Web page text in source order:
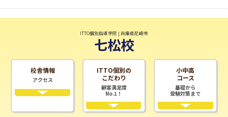
ITTO個別指導学院 | 兵庫県尼崎市
七松校
校舎情報
アクセス
ITTO個別の
こだわり
顧客満足度
No.1！
小中高
コース
基礎から
受験対策まで